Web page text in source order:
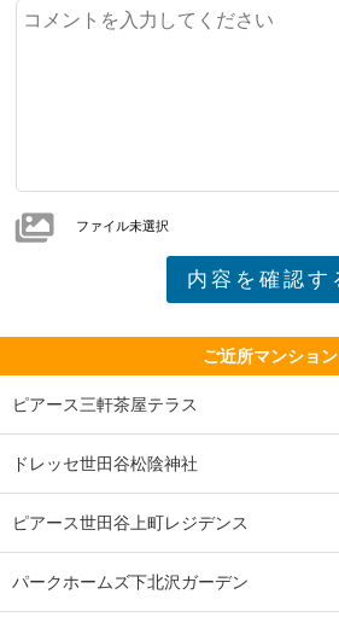
ファイル未選択
ご近所マンション
ピアース三軒茶屋テラス
ドレッセ世田谷松陰神社
ピアース世田谷上町レジデンス
パークホームズ下北沢ガーデン